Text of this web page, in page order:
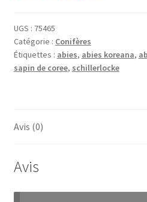
UGS : 75465
Catégorie : Conifères
Étiquettes : abies, abies koreana,
sapin de coree, schillerlocke
Avis (0)
Avis